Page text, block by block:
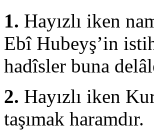
1. Hayızlı iken
Ebî Hubeyş’in
hadîsler buna
2. Hayızlı iken
taşımak ha­ramdır.